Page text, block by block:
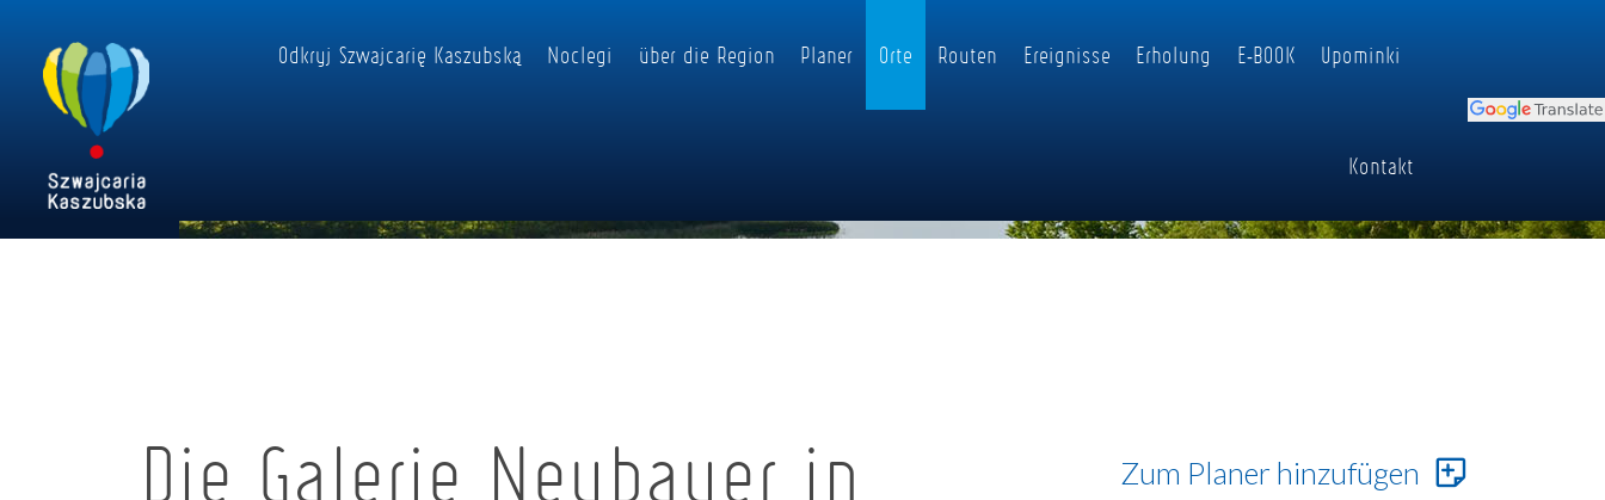
Odkryj Szwajcarię Kaszubską Noclegi über die Region Planer Orte Routen Ereignisse Erholung E-BOOK Upominki
Kontakt
Die Galerie Neubauer in Zum Planer hinzufügen